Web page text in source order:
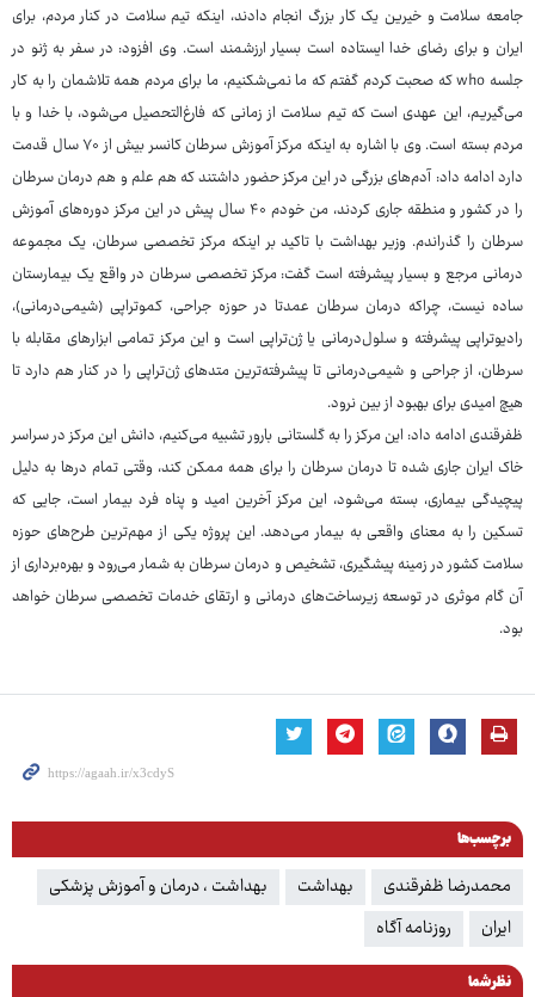
جامعه سلامت و خیرین یک کار بزرگ انجام دادند، اینکه تیم سلامت در کنار مردم، برای
ایران و برای رضای خدا ایستاده است بسیار ارزشمند است. وی افزود: در سفر به ژنو در
جلسه who که صحبت کردم گفتم که ما نمی‌شکنیم، ما برای مردم همه تلاشمان را به کار
می‌گیریم، این عهدی است که تیم سلامت از زمانی که فارغ‌التحصیل می‌شود، با خدا و با
مردم بسته است. وی با اشاره به اینکه مرکز آموزش سرطان کانسر بیش از ۷۰ سال قدمت
دارد ادامه داد: آدم‌های بزرگی در این مرکز حضور داشتند که هم علم و هم درمان سرطان
را در کشور و منطقه جاری کردند، من خودم ۴۰ سال پیش در این مرکز دوره‌های آموزش
سرطان را گذراندم. وزیر بهداشت با تاکید بر اینکه مرکز تخصصی سرطان، یک مجموعه
درمانی مرجع و بسیار پیشرفته است گفت: مرکز تخصصی سرطان در واقع یک بیمارستان
ساده نیست، چراکه درمان سرطان عمدتا در حوزه جراحی، کموتراپی (شیمی‌درمانی)،
رادیوتراپی پیشرفته و سلول‌درمانی یا ژن‌تراپی است و این مرکز تمامی ابزارهای مقابله با
سرطان، از جراحی و شیمی‌درمانی تا پیشرفته‌ترین متدهای ژن‌تراپی را در کنار هم دارد تا
هیچ امیدی برای بهبود از بین نرود.
ظفرقندی ادامه داد: این مرکز را به گلستانی بارور تشبیه می‌کنیم، دانش این مرکز در سراسر
خاک ایران جاری شده تا درمان سرطان را برای همه ممکن کند، وقتی تمام درها به دلیل
پیچیدگی بیماری، بسته می‌شود، این مرکز آخرین امید و پناه فرد بیمار است، جایی که
تسکین را به معنای واقعی به بیمار می‌دهد. این پروژه یکی از مهم‌ترین طرح‌های حوزه
سلامت کشور در زمینه پیشگیری، تشخیص و درمان سرطان به شمار می‌رود و بهره‌برداری از
آن گام موثری در توسعه زیرساخت‌های درمانی و ارتقای خدمات تخصصی سرطان خواهد
بود.
برچسب‌ها
محمدرضا ظفرقندی بهداشت
بهداشت ، درمان و آموزش پزشکی
ایران
روزنامه آگاه
نظر شما